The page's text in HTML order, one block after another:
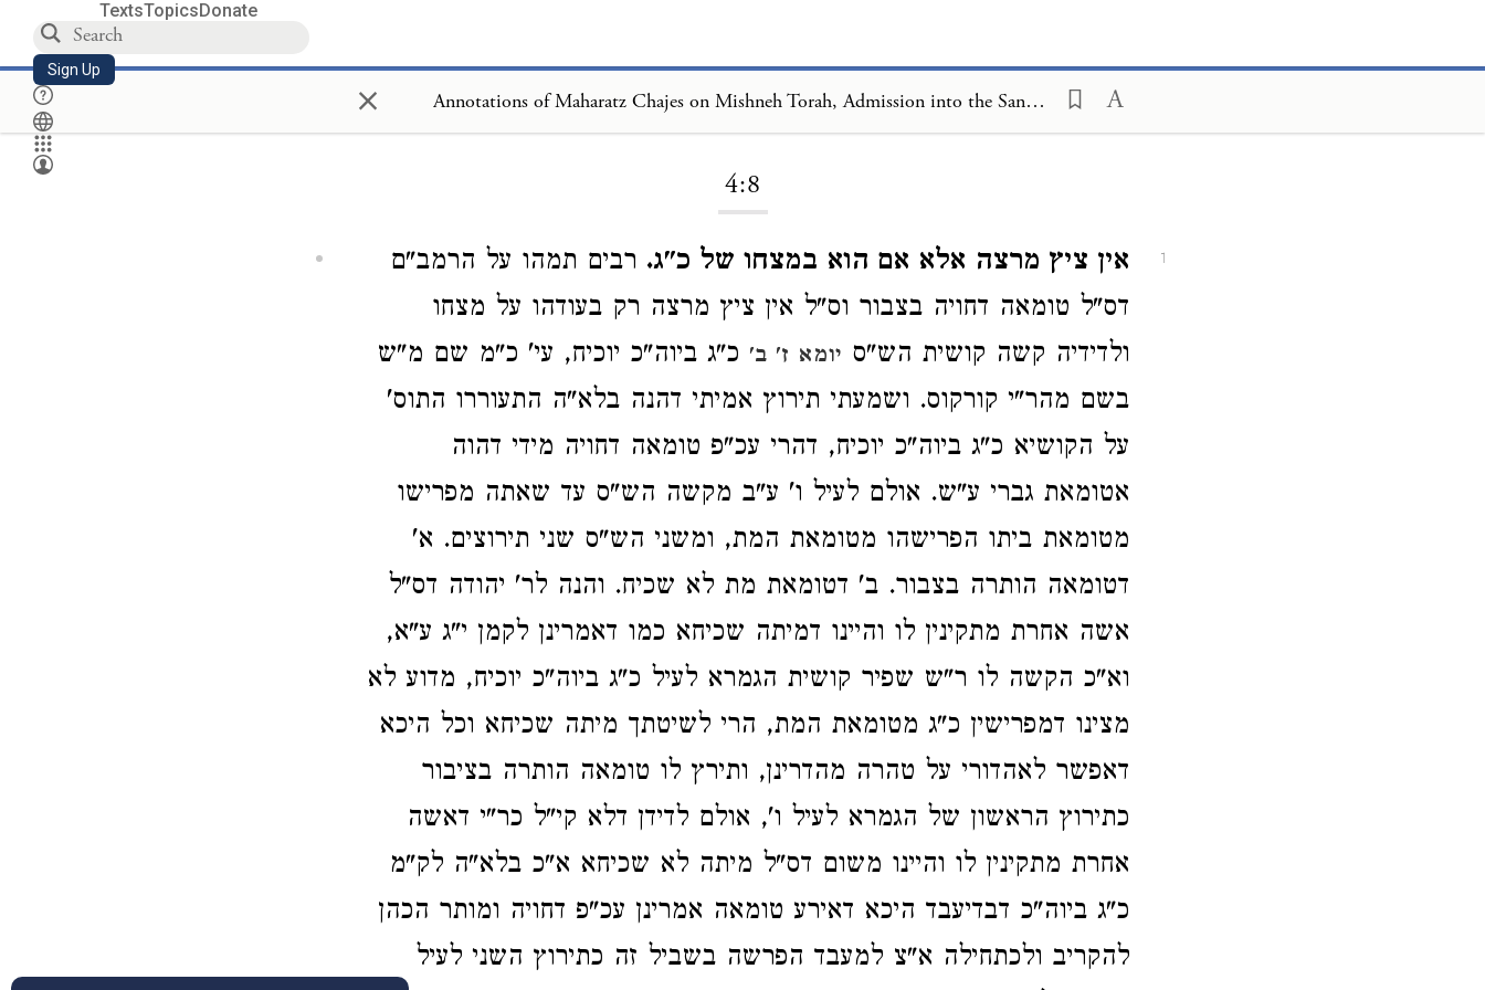
TextsTopicsDonate
Sign Up × Annotations of Maharatz Chajes on Mishneh Torah, Admission into the Sanctuary 4:8
Annotations of Maharatz Chajes on Mishneh Torah, Admission into the Sanctuary
4:8
1 אין ציץ מרצה אלא אם הוא במצחו של כ"ג. רבים תמהו על הרמב"ם
דס"ל טומאה דחויה בצבור וס"ל אין ציץ מרצה רק בעודהו על מצחו
ולדידיה קשה קושית הש"ס יומא ז' ב' כ"ג ביוה"כ יוכיח, עי' כ"מ שם מ"ש
בשם מהר"י קורקוס. ושמעתי תירוץ אמיתי דהנה בלא"ה התעוררו התוס'
על הקושיא כ"ג ביוה"כ יוכיח, דהרי עכ"פ טומאה דחויה מידי דהוה
אטומאת גברי ע"ש. אולם לעיל ו' ע"ב מקשה הש"ס עד שאתה מפרישו
מטומאת ביתו הפרישהו מטומאת המת, ומשני הש"ס שני תירוצים. א'
דטומאה הותרה בצבור. ב' דטומאת מת לא שכיח. והנה לר' יהודה דס"ל
אשה אחרת מתקינין לו והיינו דמיתה שכיחא כמו דאמרינן לקמן י"ג ע"א,
וא"כ הקשה לו ר"ש שפיר קושית הגמרא לעיל כ"ג ביוה"כ יוכיח, מדוע לא
מצינו דמפרישין כ"ג מטומאת המת, הרי לשיטתך מיתה שכיחא וכל היכא
דאפשר לאהדורי על טהרה מהדרינן, ותירץ לו טומאה הותרה בציבור
כתירוץ הראשון של הגמרא לעיל ו', אולם לדידן דלא קי"ל כר"י דאשה
אחרת מתקינין לו והיינו משום דס"ל מיתה לא שכיחא א"כ בלא"ה לק"מ
כ"ג ביוה"כ דבדיעבד היכא דאירע טומאה אמרינן עכ"פ דחויה ומותר הכהן
להקריב ולכתחילה א"צ למעבד הפרשה בשביל זה כתירוץ השני לעיל